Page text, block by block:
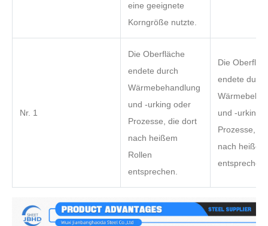
eine geeignete
Korngröße nutzte.
Nr. 1
Die Oberfläche
endete durch
Wärmebehandlung
und -urking oder
Prozesse, die dort
nach heißem
Rollen
entsprechen.
Die
endete durch
und -urking
Prozesse,
nach
entsprechen.